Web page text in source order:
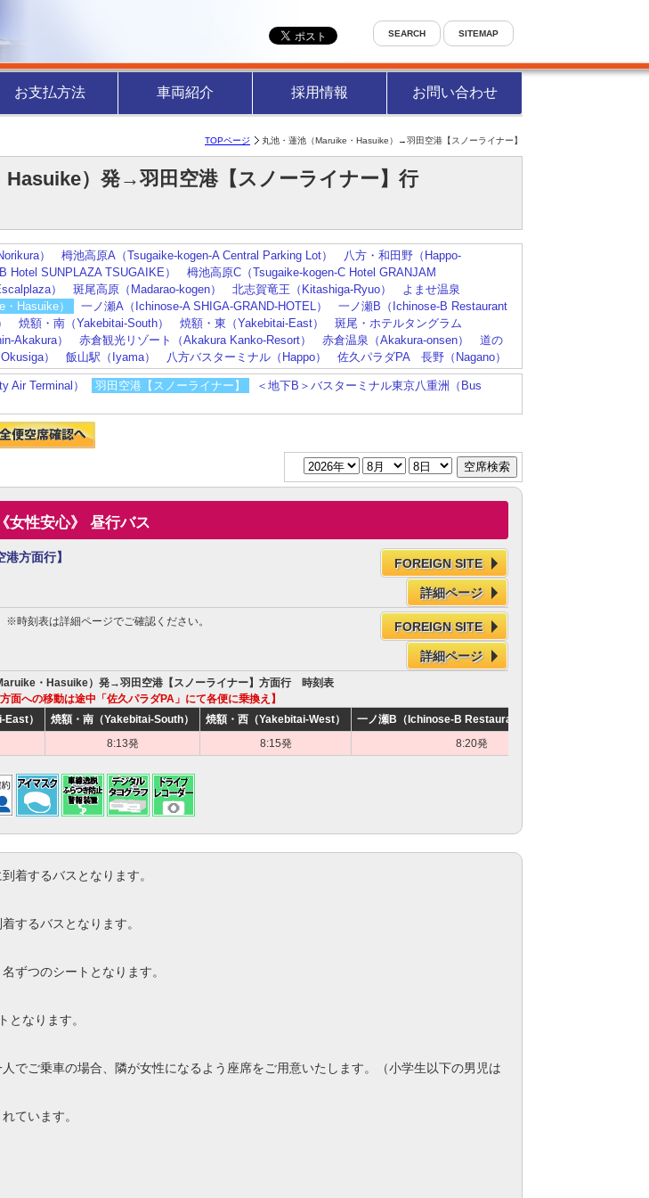
お支払方法 車両紹介 採用情報 お問い合わせ
SEARCH SITEMAP
TOPページ 丸池・蓮池（Maruike・Hasuike）→羽田空港【スノーライナー】
Hasuike）発→羽田空港【スノーライナー】行
） 栂池高原A（Tsugaike-kogen-A Central Parking Lot）
八方・和田野（Happo-
Hotel SUNPLAZA TSUGAIKE）
栂池高原C（Tsugaike-kogen-C Hotel GRANJAM
） 斑尾高原（Madarao-kogen） 北志賀竜王（Kitashiga-Ryuo）
よませ温泉
Hasuike） 一ノ瀬A（Ichinose-A SHIGA-GRAND-HOTEL）
一ノ瀬B（Ichinose-B Restaurant
焼額・南（Yakebitai-South） 焼額・東（Yakebitai-East）
斑尾・ホテルタングラム
Akakura） 赤倉観光リゾート（Akakura Kanko-Resort） 赤倉温泉（Akakura-onsen）
道の
） 飯山駅（Iyama） 八方バスターミナル（Happo） 佐久パラダPA 長野（Nagano）
Air Terminal） 羽田空港【スノーライナー】
＜地下B＞バスターミナル東京八重洲（Bus
女性安心》 昼行バス
方面行】 FOREIGN SITE
詳細ページ
※時刻表は詳細ページでご確認ください。 FOREIGN SITE
詳細ページ
・Hasuike）発→羽田空港【スノーライナー】方面行 時刻表
への移動は途中「佐久パラダPA」にて各便に乗換え】
） 焼額・南（Yakebitai-South） 焼額・西（Yakebitai-West） 一ノ瀬B（Ichinose-B Restaurant Hi-HAPPY）
8:13発 8:15発 8:20発
着するバスとなります。
するバスとなります。
ずつのシートとなります。
となります。
でご乗車の場合、隣が女性になるよう座席をご用意いたします。（小学生以下の男児は
ています。